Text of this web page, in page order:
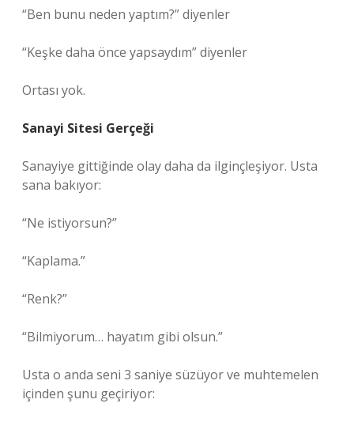
“Ben bunu neden yaptım?” diyenler
“Keşke daha önce yapsaydım” diyenler
Ortası yok.
Sanayi Sitesi Gerçeği
Sanayiye gittiğinde olay daha da ilginçleşiyor. Usta
sana bakıyor:
“Ne istiyorsun?”
“Kaplama.”
“Renk?”
“Bilmiyorum… hayatım gibi olsun.”
Usta o anda seni 3 saniye süzüyor ve muhtemelen
içinden şunu geçiriyor: